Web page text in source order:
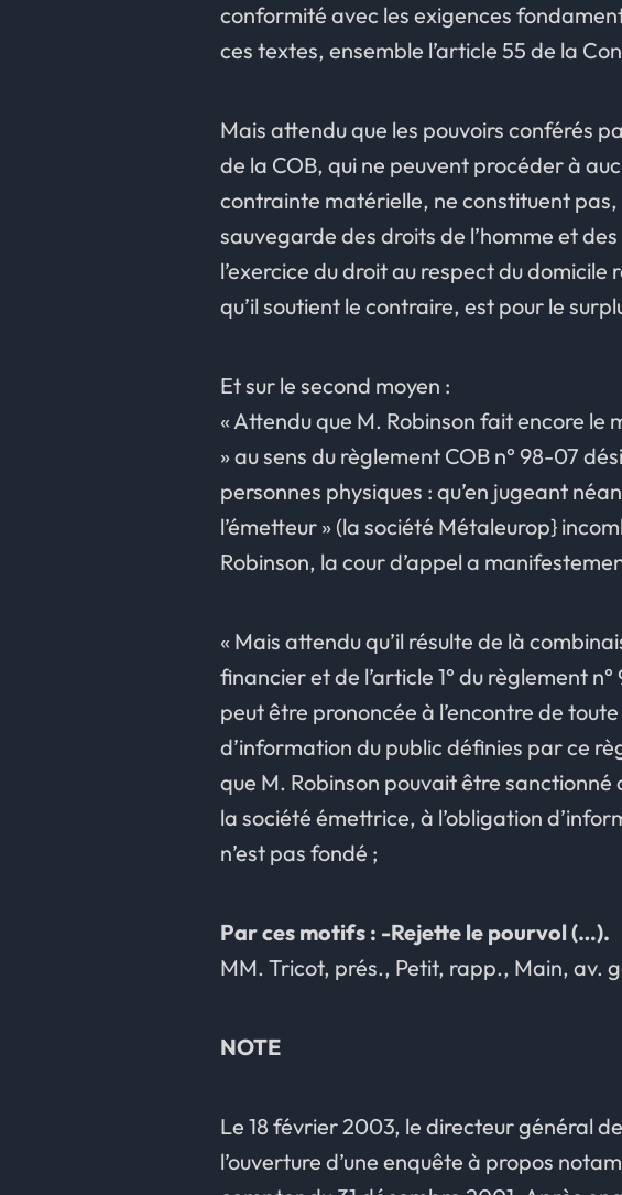
conformité avec les exigences
ces textes, ensemble l’article 55 de la
Mais attendu que les pouvoirs conférés
de la COB, qui ne peuvent procéder à
contrainte matérielle, ne constituent pas,
sauvegarde des droits de l’homme et
l’exercice du droit au respect du domicile
qu’il soutient le contraire, est pour le
Et sur le second moyen :
« Attendu que M. Robinson fait encore le
» au sens du règlement COB n° 98-07
personnes physiques : qu’en jugeant
l’émetteur » (la société Métaleurop}
Robinson, la cour d’appel a
« Mais attendu qu’il résulte de là
financier et de l’article 1° du règlement
peut être prononcée à l’encontre de
d’information du public définies par ce
que M. Robinson pouvait être
la société émettrice, à l’obligation
n’est pas fondé ;
Par ces motifs : -Rejette le pourvol (…).
MM. Tricot, prés., Petit, rapp., Main, av.
NOTE
Le 18 février 2003, le directeur général
l’ouverture d’une enquête à propos